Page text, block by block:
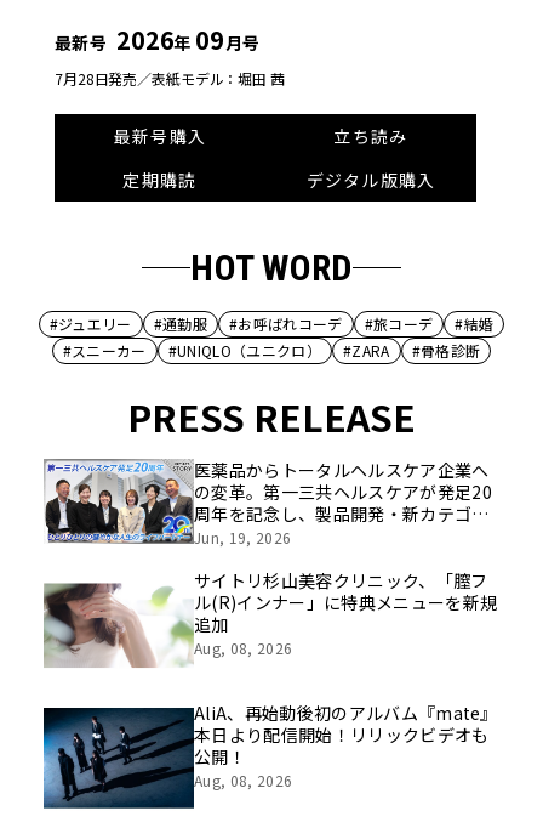
最新号 2026年 09月号
7月28日発売／表紙モデル：堀田 茜
最新号購入
立ち読み
定期購読
デジタル版購入
HOT WORD
#ジュエリー #通勤服 #お呼ばれコーデ #旅コーデ
#結婚
#スニーカー
#UNIQLO（ユニクロ） #ZARA #骨格診断
PRESS RELEASE
医薬品からトータルヘルスケア企業へ
の変革。第一三共ヘルスケアが発足20
周年を記念し、製品開発・新カテゴリ
挑戦の舞台や旧社統合時のエピソード
像を公開！
Jun, 19, 2026
サイトリ杉山美容クリニック、「膣フ
ル(R)インナー」に特典メニューを新規
追加
Aug, 08, 2026
AliA、再始動後初のアルバム『mate』
本日より配信開始！リリックビデオも
公開！
Aug, 08, 2026